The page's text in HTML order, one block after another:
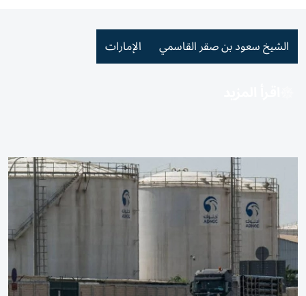
الشيخ سعود بن صقر القاسمي الإمارات